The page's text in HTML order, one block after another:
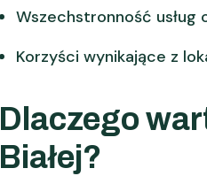
Wszechstronność usług
Korzyści wynikające z
Dlaczego
Białej?